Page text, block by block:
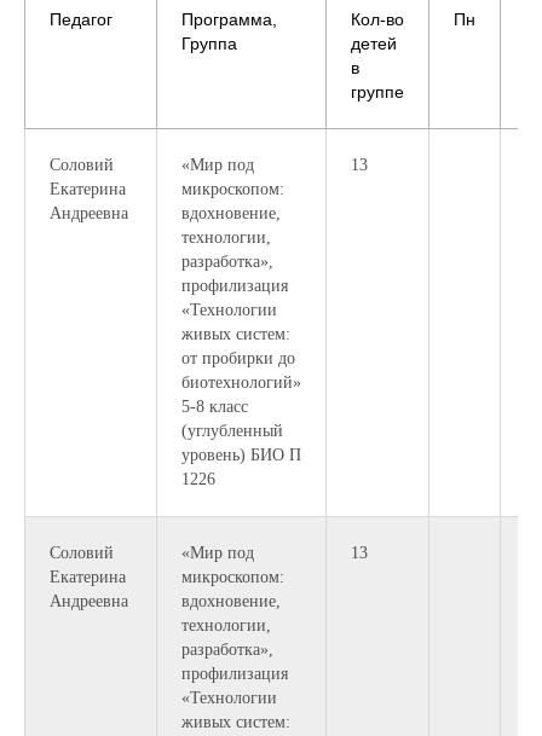
Педагог
Программа,
Группа
Кол-во
детей
в
группе
Пн
Соловий
Екатерина
Андреевна
«Мир под
микроскопом:
вдохновение,
технологии,
разработка»,
профилизация
«Технологии
живых систем:
от пробирки до
биотехнологий»
5-8 класс
(углубленный
уровень) БИО П
1226
13
Соловий
Екатерина
Андреевна
«Мир под
микроскопом:
вдохновение,
технологии,
разработка»,
профилизация
«Технологии
живых систем:
13